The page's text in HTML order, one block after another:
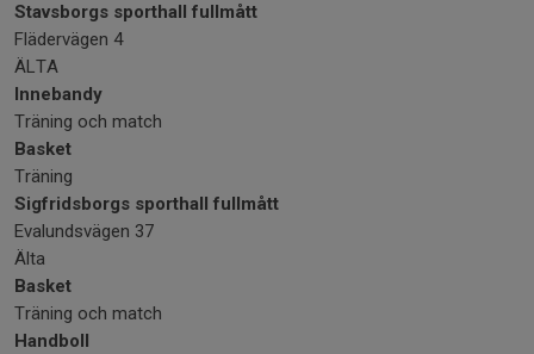
Stavsborgs sporthall fullmått
Flädervägen 4
ÄLTA
Innebandy
Träning och match
Basket
Träning
Sigfridsborgs sporthall fullmått
Evalundsvägen 37
Älta
Basket
Träning och match
Handboll